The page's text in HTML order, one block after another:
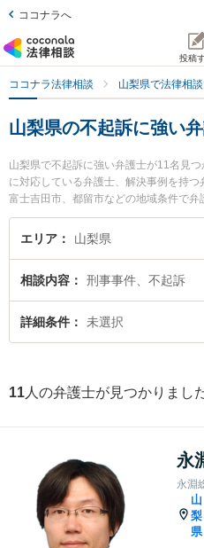
ココナラへ
投稿
ココナラ法律相談 山梨県で法律相
山梨県の不起訴に強い
山梨県で不起訴に強い弁護士が11名見
に対応している弁護士、解決事例を持
富士吉田市、都留市などの地域条件で
する加害者側や少年事件、再犯・前科
でき便利です。特に永淵総合法律事務
日や夜間に発生した不起訴のトラブル
訴のトラブル解決の実績豊富な近くの
不起訴を法律相談できる山梨県内の弁
エリア 山梨県
相談内容 刑事事件、不起訴
詳細条件 未選択
11 人の弁護士が見つかりまし
永
永淵
山
梨
県